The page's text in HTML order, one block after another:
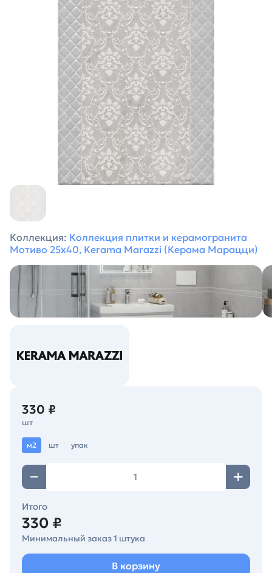
Коллекция: Коллекция плитки и керамогранита
Мотиво 25х40, Kerama Marazzi (Керама Марацци)
330 ₽
шт
м2 шт упак
Итого
330 ₽
Минимальный заказ 1 штука
В корзину